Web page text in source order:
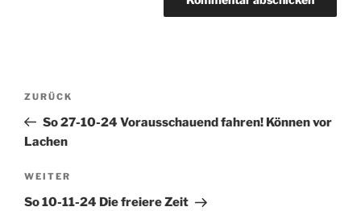
Beitragsnavigation
Vorheriger
Beitrag
ZURÜCK
So 27-10-24 Vorausschauend fahren! Können vor
Lachen
Nächster
Beitrag
WEITER
So 10-11-24 Die freiere Zeit